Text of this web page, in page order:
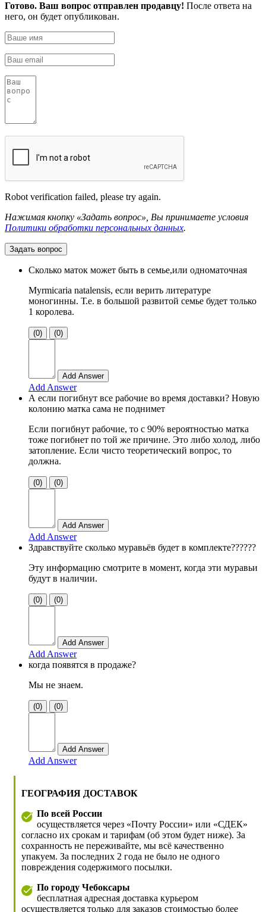
Готово. Ваш вопрос отправлен продавцу! После ответа на
него, он будет опубликован.
Robot verification failed, please try again.
Нажимая кнопку «Задать вопрос», Вы принимаете условия
Политики обработки персональных данных.
Задать вопрос
Сколько маток может быть в семье,или одноматочная
Myrmicaria natalensis, если верить литературе
моногинны. Т.е. в большой развитой семье будет только
1 королева.
(0) (0)
Add Answer
А если погибнут все рабочие во время доставки? Новую
колонию матка сама не поднимет
Если погибнут рабочие, то с 90% вероятностью матка
тоже погибнет по той же причине. Это либо холод, либо
затопление. Если чисто теоретический вопрос, то
должна.
(0) (0)
Add Answer
Здравствуйте сколько муравьёв будет в комплекте??????
Эту информацию смотрите в момент, когда эти муравьи
будут в наличии.
(0) (0)
Add Answer
когда появятся в продаже?
Мы не знаем.
(0) (0)
Add Answer
ГЕОГРАФИЯ ДОСТАВОК
По всей России
осуществляется через «Почту России» или «СДЕК»
согласно их срокам и тарифам (об этом будет ниже). За
сохранность не переживайте, мы всё качественно
упакуем. За последних 2 года не было не одного
повреждения содержимого посылки.
По городу Чебоксары
бесплатная адресная доставка курьером
осуществляется только для заказов стоимостью более